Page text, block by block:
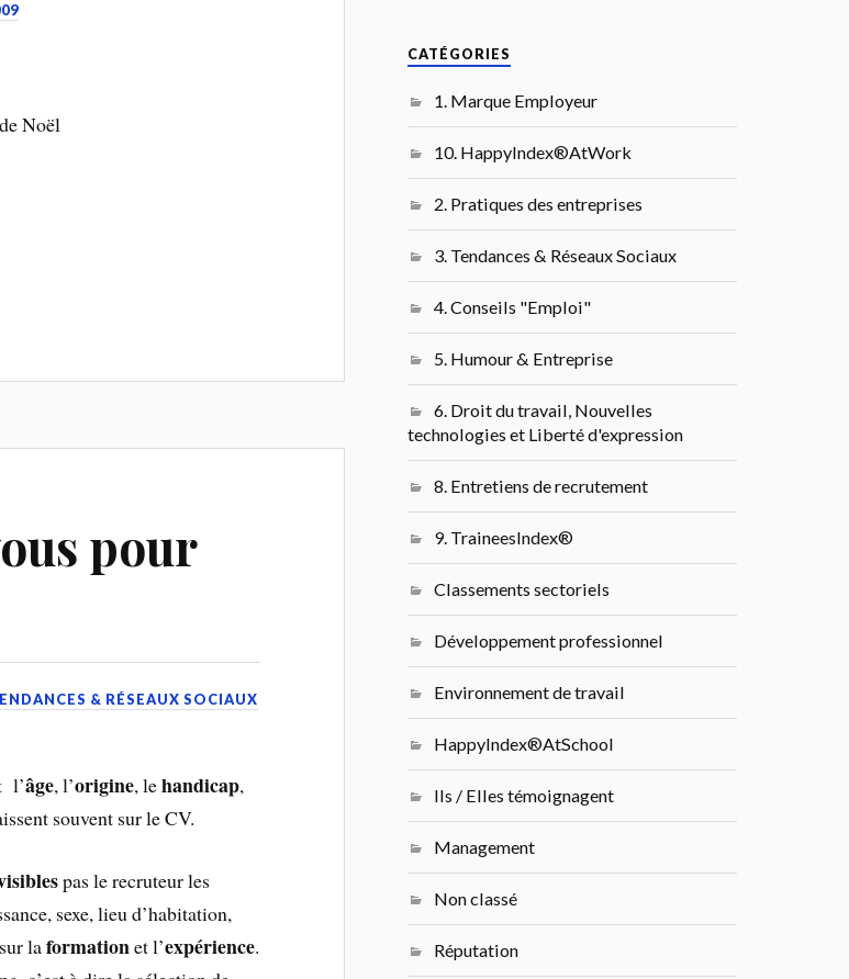
Noël
pour
& RÉSEAUX SOCIAUX
l’âge, l’origine, lehandicap,
souvent sur le CV.
pas le recruteur les
sexe, lieu d’habitation,
laformationet l’expérience.
CATÉGORIES
1. Marque Employeur
10. HappyIndex®AtWork
2. Pratiques des entreprises
3. Tendances & Réseaux Sociaux
4. Conseils "Emploi"
5. Humour & Entreprise
6. Droit du travail, Nouvelles
technologies et Liberté d'expression
8. Entretiens de recrutement
9. TraineesIndex®
Classements sectoriels
Développement professionnel
Environnement de travail
HappyIndex®AtSchool
Ils / Elles témoignagent
Management
Non classé
Réputation